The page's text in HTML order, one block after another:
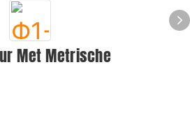
Met Metrische